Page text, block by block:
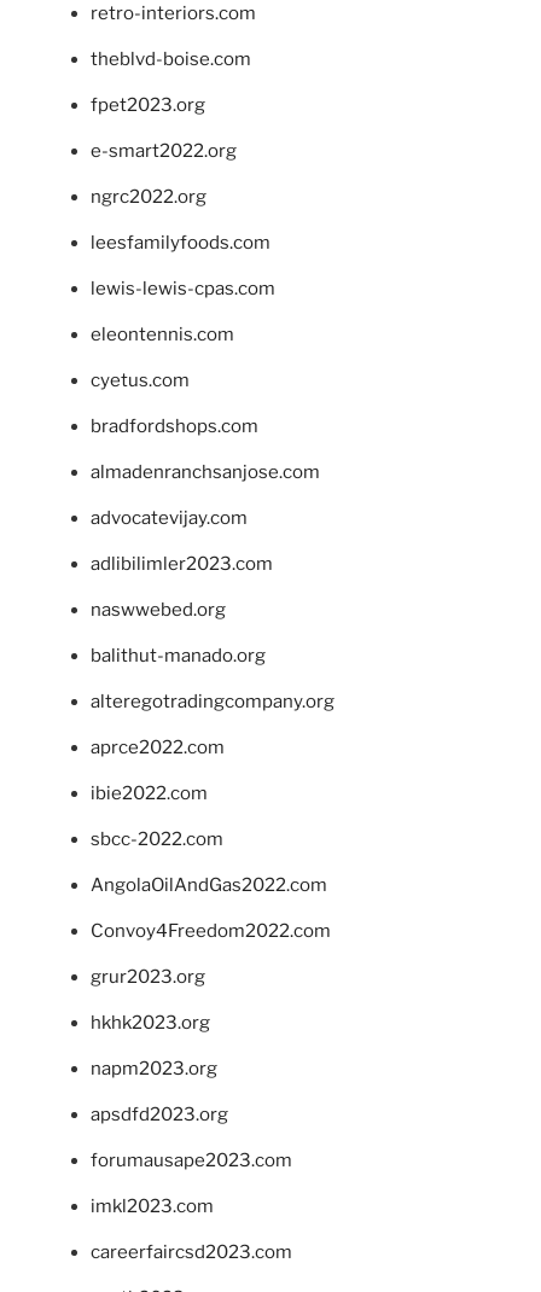
retro-interiors.com
theblvd-boise.com
fpet2023.org
e-smart2022.org
ngrc2022.org
leesfamilyfoods.com
lewis-lewis-cpas.com
eleontennis.com
cyetus.com
bradfordshops.com
almadenranchsanjose.com
advocatevijay.com
adlibilimler2023.com
naswwebed.org
balithut-manado.org
alteregotradingcompany.org
aprce2022.com
ibie2022.com
sbcc-2022.com
AngolaOilAndGas2022.com
Convoy4Freedom2022.com
grur2023.org
hkhk2023.org
napm2023.org
apsdfd2023.org
forumausape2023.com
imkl2023.com
careerfaircsd2023.com